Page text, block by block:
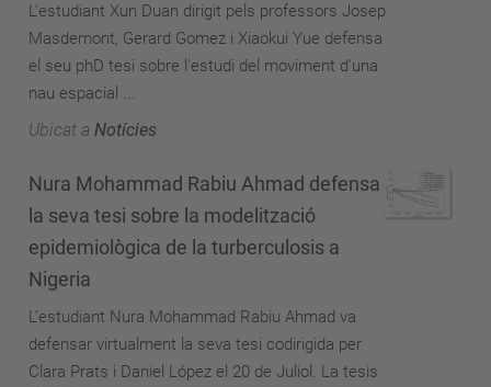
L'estudiant Xun Duan dirigit pels professors Josep
Masdemont, Gerard Gomez i Xiaokui Yue defensa
el seu phD tesi sobre l'estudi del moviment d'una
nau espacial ...
Ubicat a Notícies
Nura Mohammad Rabiu Ahmad defensa
la seva tesi sobre la modelització
epidemiològica de la turberculosis a
Nigeria
L’estudiant Nura Mohammad Rabiu Ahmad va
defensar virtualment la seva tesi codirigida per
Clara Prats i Daniel López el 20 de Juliol. La tesis